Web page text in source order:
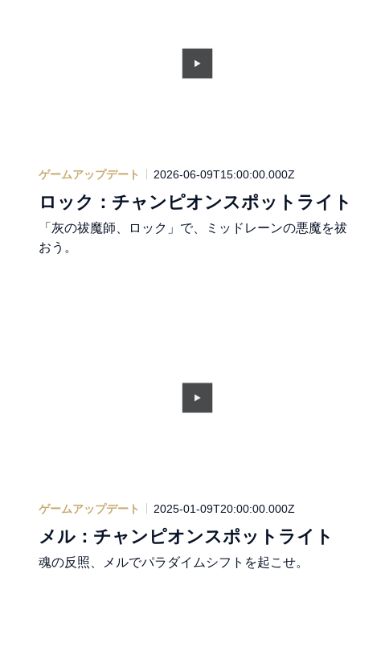
ゲームアップデート 2026-06-09T15:00:00.000Z
ロック：チャンピオンスポットライト
「灰の祓魔師、ロック」で、ミッドレーンの悪魔を祓
おう。
ゲームアップデート 2025-01-09T20:00:00.000Z
メル：チャンピオンスポットライト
魂の反照、メルでパラダイムシフトを起こせ。